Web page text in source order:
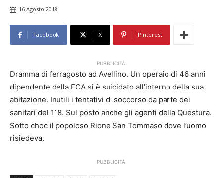
16 Agosto 2018
Facebook X Pinterest
PUBBLICITÀ
Dramma di ferragosto ad Avellino. Un operaio di 46 anni
dipendente della FCA si è suicidato all’interno della sua
abitazione. Inutili i tentativi di soccorso da parte dei
sanitari del 118. Sul posto anche gli agenti della Questura.
Sotto choc il popoloso Rione San Tommaso dove l’uomo
risiedeva.
PUBBLICITÀ